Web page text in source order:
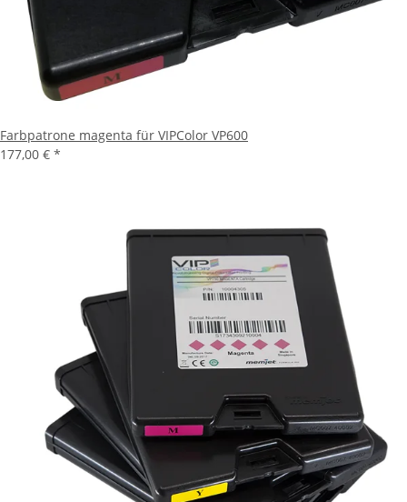
Farbpatrone magenta für VIPColor VP600
177,00 € *